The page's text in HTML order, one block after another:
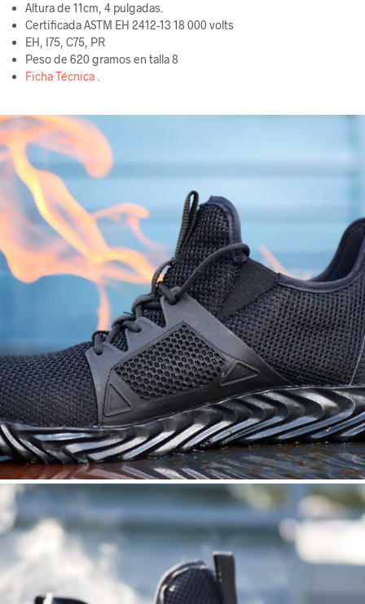
Altura de 11cm, 4 pulgadas.
Certificada ASTM EH 2412-13 18 000 volts
EH, I75, C75, PR
Peso de 620 gramos en talla 8
Ficha Técnica .